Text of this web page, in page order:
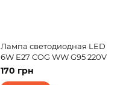
Лампа светодиодная LED
6W E27 COG WW G95 220V
170 грн